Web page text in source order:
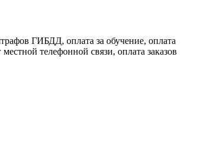
ГИБДД, оплата за обучение, оплата
телефонной связи, оплата заказов